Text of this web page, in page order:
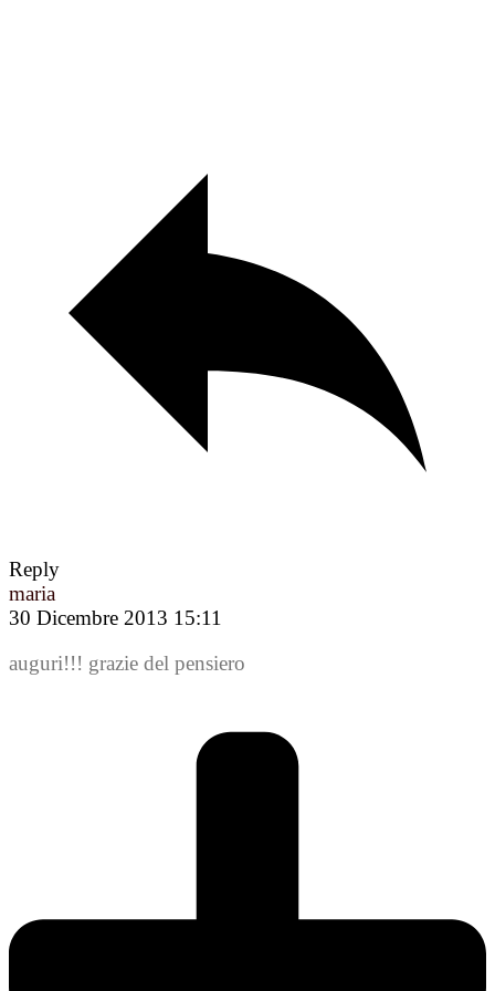
Reply
maria
30 Dicembre 2013 15:11
auguri!!! grazie del pensiero